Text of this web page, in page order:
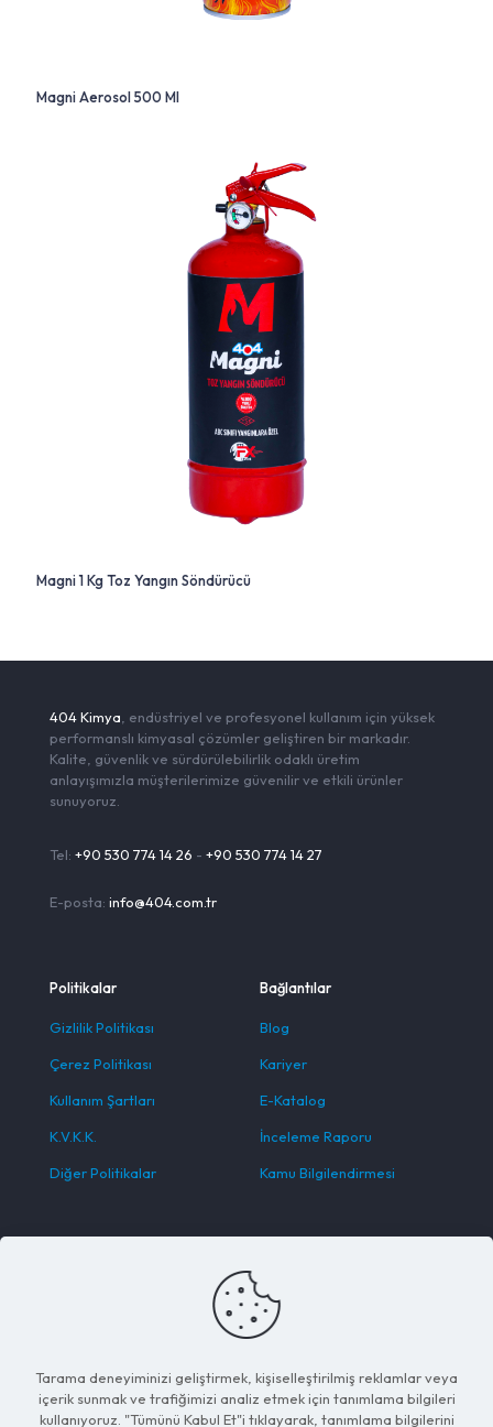
Magni Aerosol 500 Ml
Magni 1 Kg Toz Yangın Söndürücü
404 Kimya, endüstriyel ve profesyonel kullanım için yüksek
performanslı kimyasal çözümler geliştiren bir markadır.
Kalite, güvenlik ve sürdürülebilirlik odaklı üretim
anlayışımızla müşterilerimize güvenilir ve etkili ürünler
sunuyoruz.
Tel: +90 530 774 14 26 - +90 530 774 14 27
E-posta: info@404.com.tr
Politikalar
Gizlilik Politikası
Çerez Politikası
Kullanım Şartları
K.V.K.K.
Diğer Politikalar
Bağlantılar
Blog
Kariyer
E-Katalog
İnceleme Raporu
Kamu Bilgilendirmesi
Mobil Uygulamayı İndir
Google Play
Tarama deneyiminizi geliştirmek, kişiselleştirilmiş reklamlar veya
içerik sunmak ve trafiğimizi analiz etmek için tanımlama bilgileri
kullanıyoruz. "Tümünü Kabul Et"i tıklayarak, tanımlama bilgilerini